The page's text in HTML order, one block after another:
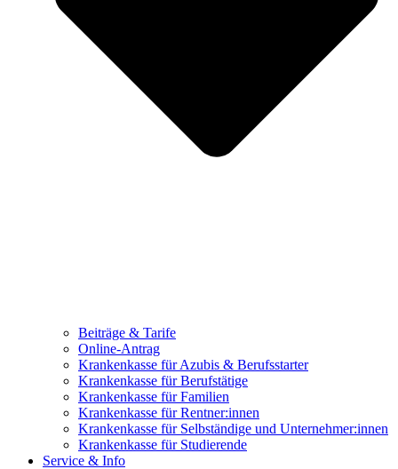
Beiträge & Tarife
Online-Antrag
Krankenkasse für Azubis & Berufsstarter
Krankenkasse für Berufstätige
Krankenkasse für Familien
Krankenkasse für Rentner:innen
Krankenkasse für Selbständige und Unternehmer:innen
Krankenkasse für Studierende
Service & Info